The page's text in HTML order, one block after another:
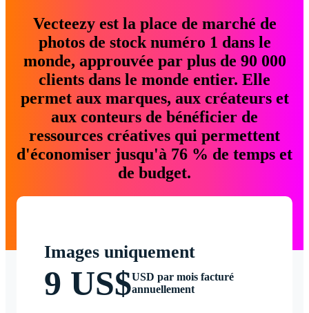
Vecteezy est la place de marché de
photos de stock numéro 1 dans le
monde, approuvée par plus de 90 000
clients dans le monde entier. Elle
permet aux marques, aux créateurs et
aux conteurs de bénéficier de
ressources créatives qui permettent
d'économiser jusqu'à 76 % de temps et
de budget.
Images uniquement
9 US$USD par mois facturé
annuellement